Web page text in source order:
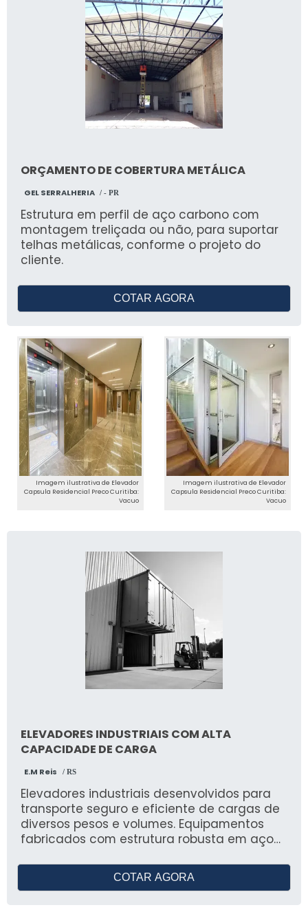
ORÇAMENTO DE COBERTURA METÁLICA
GEL SERRALHERIA / - PR
Estrutura em perfil de aço carbono com
montagem treliçada ou não, para suportar
telhas metálicas, conforme o projeto do
cliente.
COTAR AGORA
Imagem ilustrativa de Elevador
Capsula Residencial Preco Curitiba:
Vacuo
Imagem ilustrativa de Elevador
Capsula Residencial Preco Curitiba:
Vacuo
ELEVADORES INDUSTRIAIS COM ALTA
CAPACIDADE DE CARGA
E.M Reis / RS
Elevadores industriais desenvolvidos para
transporte seguro e eficiente de cargas de
diversos pesos e volumes. Equipamentos
fabricados com estrutura robusta em aço
elétrico ou eletromecânico, conforme a
necessidade do cliente. Capacidade de
COTAR AGORA